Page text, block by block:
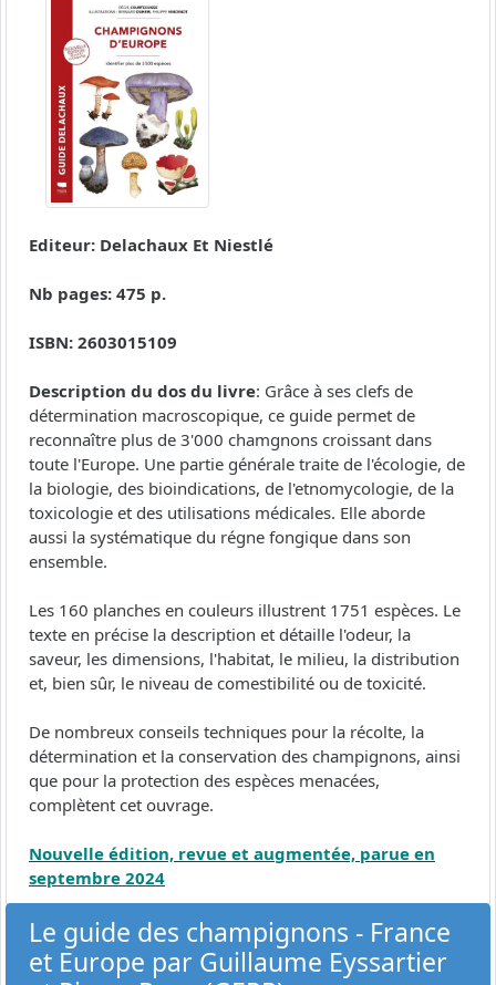
Editeur: Delachaux Et Niestlé
Nb pages: 475 p.
ISBN: 2603015109
Description du dos du livre: Grâce à ses clefs de
détermination macroscopique, ce guide permet de
reconnaître plus de 3'000 chamgnons croissant dans
toute l'Europe. Une partie générale traite de l'écologie, de
la biologie, des bioindications, de l'etnomycologie, de la
toxicologie et des utilisations médicales. Elle aborde
aussi la systématique du régne fongique dans son
ensemble.
Les 160 planches en couleurs illustrent 1751 espèces. Le
texte en précise la description et détaille l'odeur, la
saveur, les dimensions, l'habitat, le milieu, la distribution
et, bien sûr, le niveau de comestibilité ou de toxicité.
De nombreux conseils techniques pour la récolte, la
détermination et la conservation des champignons, ainsi
que pour la protection des espèces menacées,
complètent cet ouvrage.
Nouvelle édition, revue et augmentée, parue en
septembre 2024
Le guide des champignons - France
et Europe par Guillaume Eyssartier